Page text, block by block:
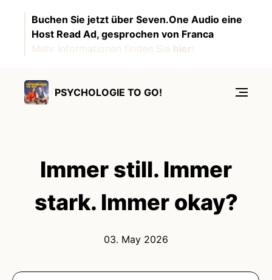
Buchen Sie jetzt über Seven.One Audio eine
Host Read Ad, gesprochen von Franca
Mehr Informationen finden Sie hier!
PSYCHOLOGIE TO GO!
Immer still. Immer
stark. Immer okay?
03. May 2026